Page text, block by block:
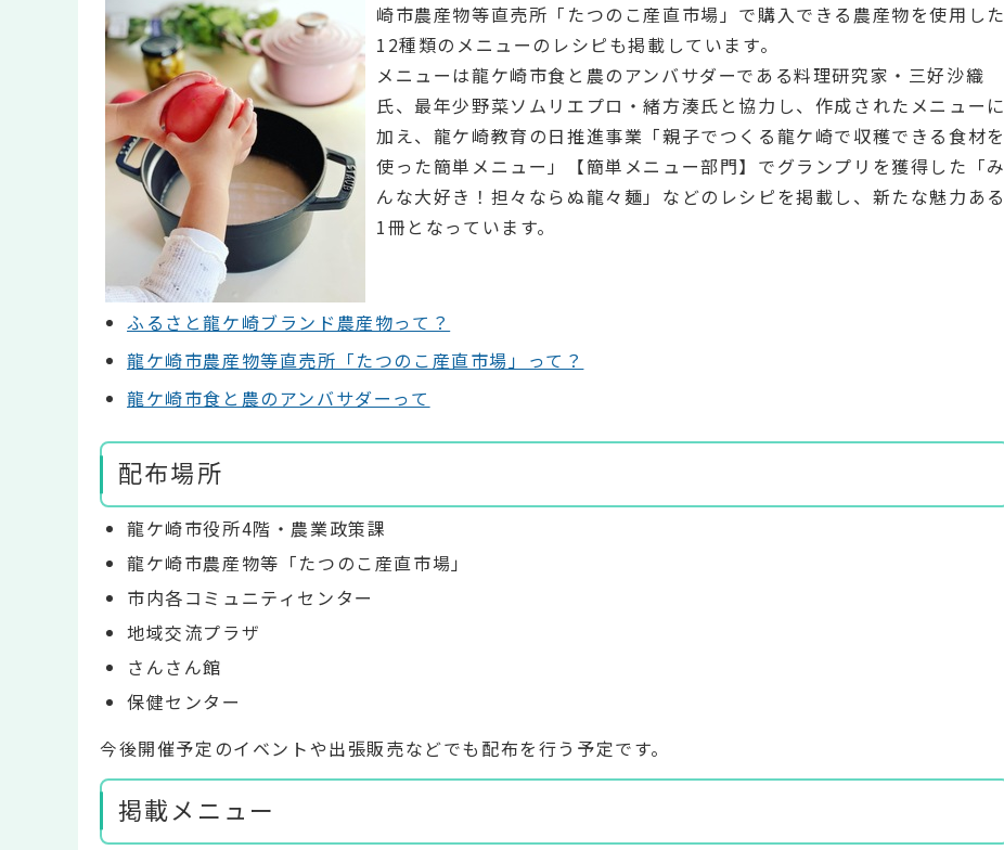
崎市農産物等直売所「たつのこ産直市場」で購入できる農産物を使用した
12種類のメニューのレシピも掲載しています。
メニューは龍ケ崎市食と農のアンバサダーである料理研究家・三好沙織
氏、最年少野菜ソムリエプロ・緒方湊氏と協力し、作成されたメニューに
加え、龍ケ崎教育の日推進事業「親子でつくる龍ケ崎で収穫できる食材を
使った簡単メニュー」【簡単メニュー部門】でグランプリを獲得した「み
んな大好き！担々ならぬ龍々麺」などのレシピを掲載し、新たな魅力ある
1冊となっています。
ふるさと龍ケ崎ブランド農産物って？
龍ケ崎市農産物等直売所「たつのこ産直市場」って？
龍ケ崎市食と農のアンバサダーって
配布場所
龍ケ崎市役所4階・農業政策課
龍ケ崎市農産物等「たつのこ産直市場」
市内各コミュニティセンター
地域交流プラザ
さんさん館
保健センター
今後開催予定のイベントや出張販売などでも配布を行う予定です。
掲載メニュー